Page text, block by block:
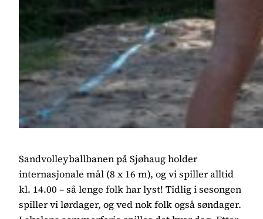
Sandvolleyballbanen på Sjøhaug holder
internasjonale mål (8 x 16 m), og vi spiller alltid
kl. 14.00 – så lenge folk har lyst! Tidlig i sesongen
spiller vi lørdager, og ved nok folk også søndager.